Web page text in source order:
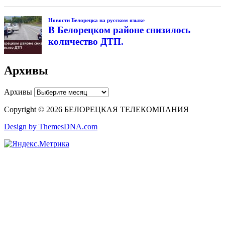
Новости Белорецка на русском языке
В Белорецком районе снизилось
количество ДТП.
Архивы
Архивы
Copyright © 2026 БЕЛОРЕЦКАЯ ТЕЛЕКОМПАНИЯ
Design by ThemesDNA.com